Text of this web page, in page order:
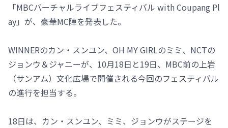
「MBCバーチャルライブフェスティバル with Coupang Pl
ay」が、豪華MC陣を発表した。
WINNERのカン・スンユン、OH MY GIRLのミミ、NCTの
ジョンウ＆ジャニーが、10月18日と19日、MBC前の上岩
（サンアム）文化広場で開催される今回のフェスティバル
の進行を担当する。
18日は、カン・スンユン、ミミ、ジョンウがステージを